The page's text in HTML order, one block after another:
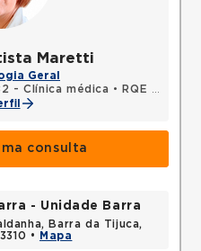
Maretti
Geral
- Clínica médica •
RQE 17209 - Reumatologia
consulta
- Unidade Barra
Barra da Tijuca,
•
Mapa